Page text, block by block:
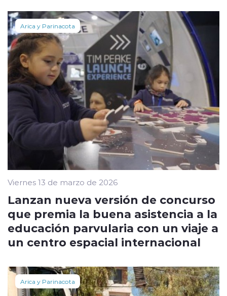
Arica y Parinacota
Viernes 13 de marzo de 2026
Lanzan nueva versión de concurso
que premia la buena asistencia a la
educación parvularia con un viaje a
un centro espacial internacional
Arica y Parinacota